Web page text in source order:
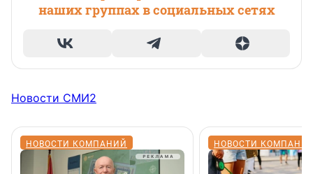
наших группах в социальных сетях
Новости СМИ2
НОВОСТИ КОМПАНИЙ НОВОСТИ